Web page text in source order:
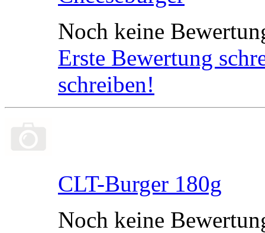
Noch keine
Erste Bewertung
schreiben!
CLT-Burger 180g
Noch keine